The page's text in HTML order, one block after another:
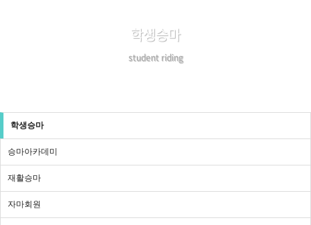
학생승마
student riding
학생승마
승마아카데미
재활승마
자마회원